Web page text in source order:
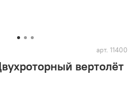
арт. 11400
вертолёт